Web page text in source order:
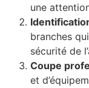
une
branches
sécurité de
Coupe
et